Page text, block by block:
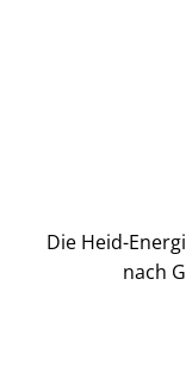
Die Heid-
nach